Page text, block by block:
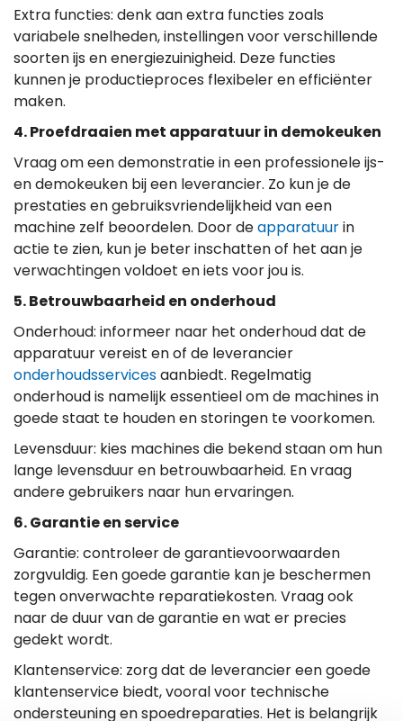
Extra functies: denk aan extra functies zoals
variabele snelheden, instellingen voor verschillende
soorten ijs en energiezuinigheid. Deze functies
kunnen je productieproces flexibeler en efficiënter
maken.
4. Proefdraaien met apparatuur in demokeuken
Vraag om een demonstratie in een professionele ijs-
en demokeuken bij een leverancier. Zo kun je de
prestaties en gebruiksvriendelijkheid van een
machine zelf beoordelen. Door de apparatuur in
actie te zien, kun je beter inschatten of het aan je
verwachtingen voldoet en iets voor jou is.
5. Betrouwbaarheid en onderhoud
Onderhoud: informeer naar het onderhoud dat de
apparatuur vereist en of de leverancier
onderhoudsservices aanbiedt. Regelmatig
onderhoud is namelijk essentieel om de machines in
goede staat te houden en storingen te voorkomen.
Levensduur: kies machines die bekend staan om hun
lange levensduur en betrouwbaarheid. En vraag
andere gebruikers naar hun ervaringen.
6. Garantie en service
Garantie: controleer de garantievoorwaarden
zorgvuldig. Een goede garantie kan je beschermen
tegen onverwachte reparatiekosten. Vraag ook
naar de duur van de garantie en wat er precies
gedekt wordt.
Klantenservice: zorg dat de leverancier een goede
klantenservice biedt, vooral voor technische
ondersteuning en spoedreparaties. Het is belangrijk